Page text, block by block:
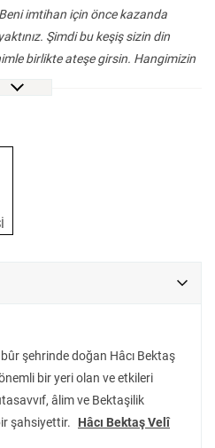
imtihan için önce kazanda
Şimdi bu keşiş sizin din
birlikte ateşe girsin. Hangimizin
dedi.
“Girelim ne olacak?” dedi.
ateşe girelim.” dedi. Ateşe doğru
ne olacağımı biliyorum.
Can Baba o ateşin içinde üç gün
Gülü Han da adamlarıyla
derviş?” dedi. Can Baba ateşten
vermedi. Gönlünü verseydi bir şey
yer alan destan, efsane,
şehrinde doğan Hâcı Bektaş
bir yeri olan ve etkileri
âlim ve Bektaşilik
şahsiyettir.
Hâcı Bektaş Velî